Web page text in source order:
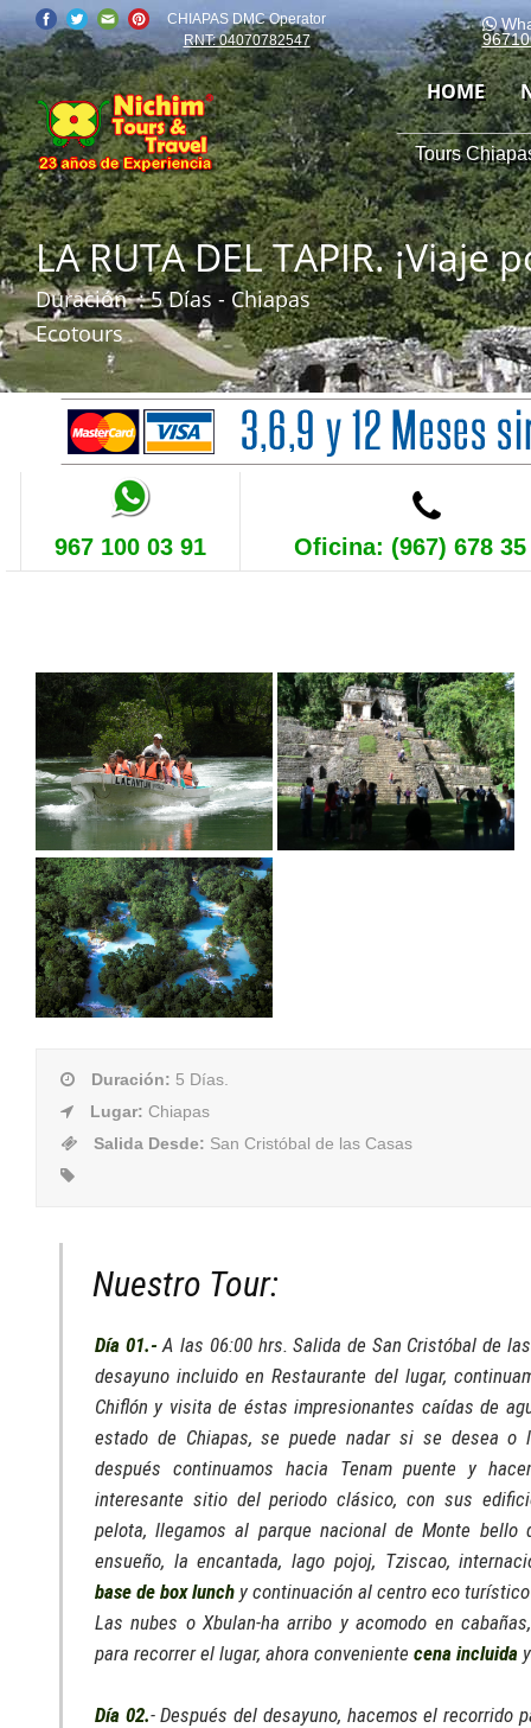
CHIAPAS DMC Operator
RNT: 04070782547
HOME
Tours
LA RUTA DEL TAPIR.
Duración : 5 Días - Chiapas
Ecotours
967 100 03 91 Oficina: (967) 678 35
Duración: 5 Días.
Lugar: Chiapas
Salida Desde: San Cristóbal de las Casas
Nuestro Tour:
Día 01.- A las 06:00 hrs. Salida de San Cristóbal de
desayuno incluido en Restaurante del lugar,
Chiflón y visita de éstas impresionantes caídas de
estado de Chiapas, se puede nadar si se desea o
después continuamos hacia Tenam puente y
interesante sitio del periodo clásico, con sus
pelota, llegamos al parque nacional de Monte bello
ensueño, la encantada, lago pojoj, Tziscao,
base de box lunch y continuación al centro eco
Las nubes o Xbulan-ha arribo y acomodo en
para recorrer el lugar, ahora conveniente cena incluida
Día 02.- Después del desayuno, hacemos el recorrido